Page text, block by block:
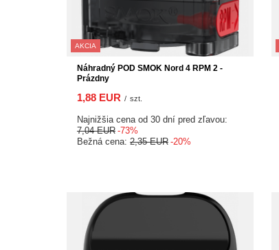
AKCIA
Náhradný POD SMOK Nord 4 RPM 2 -
Prázdny
1,88 EUR / szt.
Najnižšia cena od 30 dní pred zľavou:
7,04 EUR -73%
Bežná cena: 2,35 EUR -20%